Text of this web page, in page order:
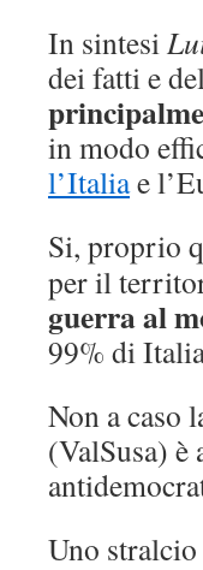
In sintesi
dei fatti e
in modo
l’Italiae
Si, proprio
per il
guerra al
99% di
Non a caso
(ValSusa) è
Uno